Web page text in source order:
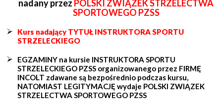
nadany przez POLSKI ZWIĄZEK STRZELECTWA
SPORTOWEGO PZSS
Kurs nadający TYTUŁ INSTRUKTORA SPORTU
STRZELECKIEGO
EGZAMINY na kursie INSTRUKTORA SPORTU
STRZELECKIEGO PZSS organizowanego przez FIRMĘ
INCOLT zdawane są bezpośrednio podczas kursu,
NATOMIAST LEGITYMACJĘ wydaje POLSKI ZWIĄZEK
STRZELECTWA SPORTOWEGO PZSS